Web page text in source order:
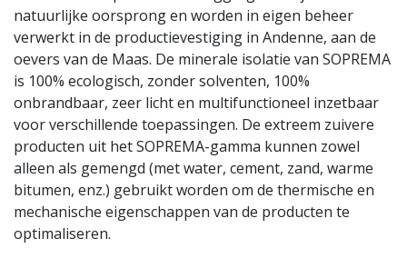
natuurlijke oorsprong en worden in eigen beheer
verwerkt in de productievestiging in Andenne, aan de
oevers van de Maas. De minerale isolatie van SOPREMA
is 100% ecologisch, zonder solventen, 100%
onbrandbaar, zeer licht en multifunctioneel inzetbaar
voor verschillende toepassingen. De extreem zuivere
producten uit het SOPREMA-gamma kunnen zowel
alleen als gemengd (met water, cement, zand, warme
bitumen, enz.) gebruikt worden om de thermische en
mechanische eigenschappen van de producten te
optimaliseren.